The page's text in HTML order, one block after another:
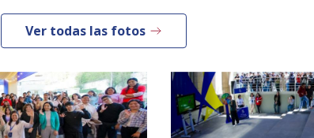
Ver todas las fotos